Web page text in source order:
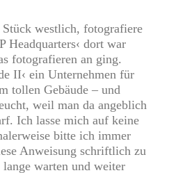
westlich, fotografiere
Headquarters‹ dort war
fotografieren an ging.
II‹ ein Unternehmen für
tollen Gebäude – und
weil man da angeblich
Ich lasse mich auf keine
bitte ich immer
Anweisung schriftlich zu
warten und weiter